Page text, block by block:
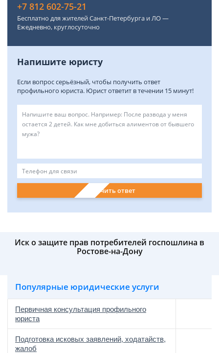
+7 812 602-75-21
Бесплатно для жителей Санкт-Петербурга и ЛО —
Ежедневно, круглосуточно
Напишите юристу
Если вопрос серьёзный, чтобы получить ответ
профильного юриста. Юрист ответит в течении 15 минут!
Получить ответ
Иск о защите прав потребителей госпошлина в
Ростове-на-Дону
Популярные юридические услуги
Первичная консультация профильного
юриста
Подготовка исковых заявлений, ходатайств,
жалоб